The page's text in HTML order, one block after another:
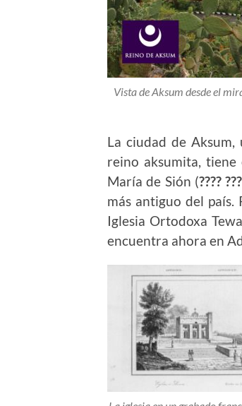
Vista de Aksum desde el
La ciudad de
reino aksumita, tiene
María de Sión (???? ???
más antiguo del
Iglesia Ortodoxa
encuentra ahora en